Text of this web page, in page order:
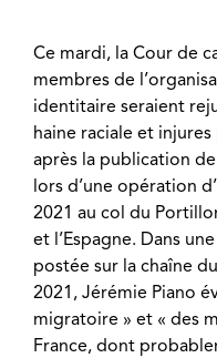
Ce mardi, la Cour de
membres de
identitaire seraient
haine raciale et
après la publication
lors d’une opération
2021 au col du
et l’Espagne. Dans
postée sur la chaîne
2021, Jérémie Piano
migratoire » et « des
France, dont